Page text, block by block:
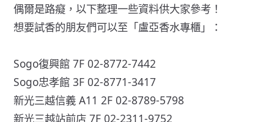
偶爾是路癡，以下整理一些資料供大家參考！
想要試香的朋友們可以至「盧亞香水專櫃」：
Sogo復興館 7F 02-8772-7442
Sogo忠孝館 3F 02-8771-3417
新光三越信義 A11 2F 02-8789-5798
新光三越站前店 7F 02-2311-9752